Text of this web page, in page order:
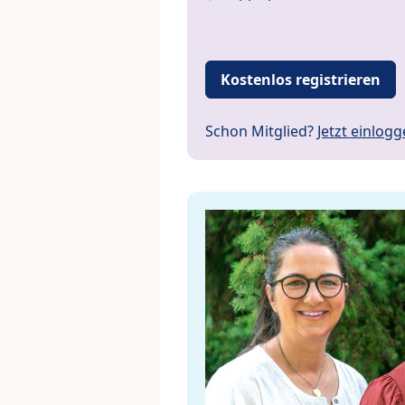
Kostenlos registrieren
Schon Mitglied? Jetzt